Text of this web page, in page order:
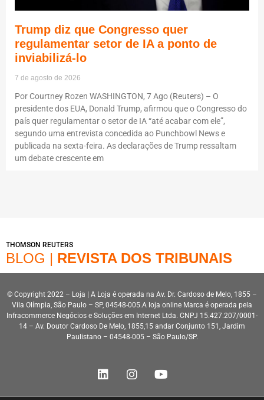
Trump diz que Congresso quer
regulamentar setor de IA a ponto de
inviabilizá-lo
7 de agosto de 2026
Por Courtney Rozen WASHINGTON, 7 Ago (Reuters) – O
presidente dos EUA, Donald Trump, afirmou que o Congresso do
país quer regulamentar o setor de IA “até acabar com ele”,
segundo uma entrevista concedida ao Punchbowl News e
publicada na sexta-feira. As declarações de Trump ressaltam
um debate crescente em
THOMSON REUTERS
BLOG | REVISTA DOS TRIBUNAIS
© Copyright 2022 – Loja | A Loja é operada na Av. Dr. Cardoso de Melo, 1855 –
Vila Olímpia, São Paulo – SP, 04548-005.A loja online Marca é operada pela
Infracommerce Negócios e Soluções em Internet Ltda. CNPJ 15.427.207/0001-
14 – Av. Doutor Cardoso De Melo, 1855,15 andar Conjunto 151, Jardim
Paulistano – 04548-005 – São Paulo/SP.